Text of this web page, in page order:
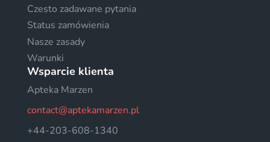
Czesto zadawane pytania
Status zamówienia
Nasze zasady
Warunki
Wsparcie klienta
Apteka Marzen
contact@aptekamarzen.pl
+44-203-608-1340